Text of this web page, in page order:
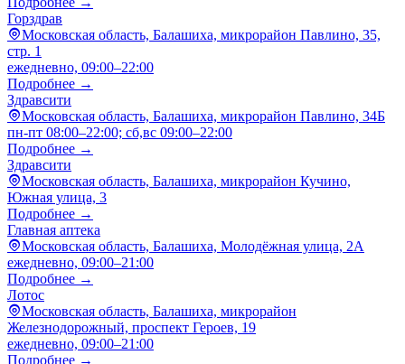
Горздрав
Московская область, Балашиха, микрорайон Павлино, 35,
стр. 1
ежедневно, 09:00–22:00
Подробнее →
Здравсити
Московская область, Балашиха, микрорайон Павлино, 34Б
пн-пт 08:00–22:00; сб,вс 09:00–22:00
Подробнее →
Здравсити
Московская область, Балашиха, микрорайон Кучино,
Южная улица, 3
Подробнее →
Главная аптека
Московская область, Балашиха, Молодёжная улица, 2А
ежедневно, 09:00–21:00
Подробнее →
Лотос
Московская область, Балашиха, микрорайон
Железнодорожный, проспект Героев, 19
ежедневно, 09:00–21:00
Подробнее →